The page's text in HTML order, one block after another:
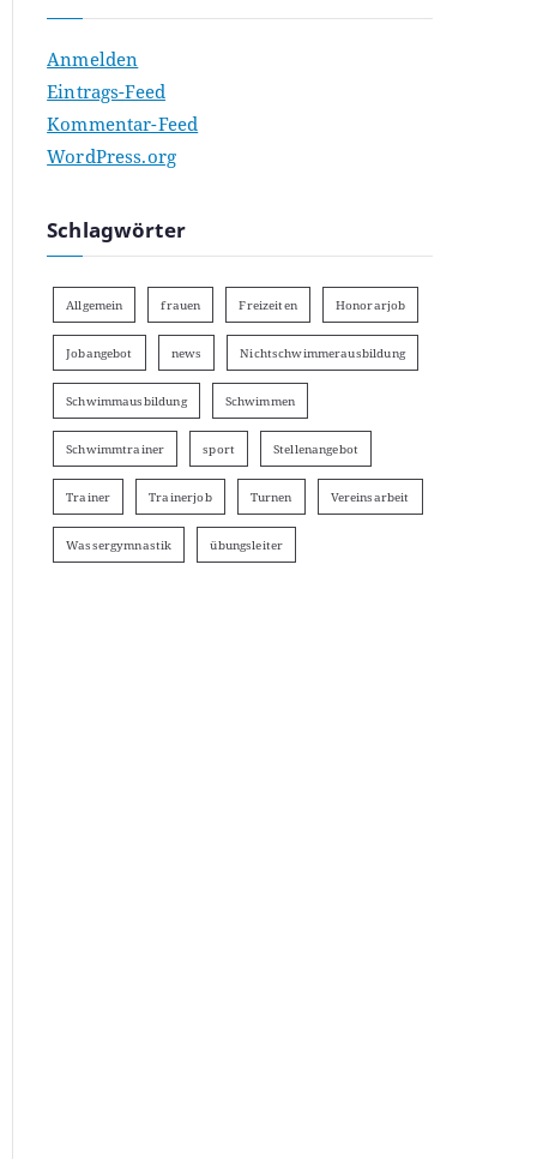
Anmelden
Eintrags-Feed
Kommentar-Feed
WordPress.org
Schlagwörter
Allgemein frauen Freizeiten Honorarjob
Jobangebot news Nichtschwimmerausbildung
Schwimmausbildung Schwimmen
Schwimmtrainer sport Stellenangebot
Trainer Trainerjob Turnen Vereinsarbeit
Wassergymnastik übungsleiter